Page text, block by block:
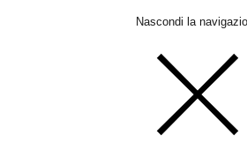
Nascondi la